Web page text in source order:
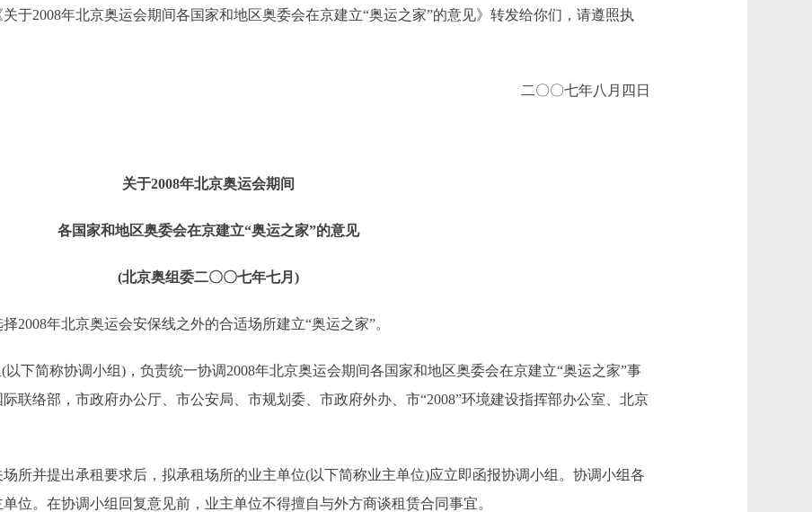
2008年北京奥运会期间各国家和地区奥委会在京建立“奥运之家”的意见》转发给你们，请遵照执
二〇〇七年八月四日
关于2008年北京奥运会期间
各国家和地区奥委会在京建立“奥运之家”的意见
(北京奥组委二〇〇七年七月)
年北京奥运会安保线之外的合适场所建立“奥运之家”。
简称协调小组)，负责统一协调2008年北京奥运会期间各国家和地区奥委会在京建立“奥运之家”事
联络部，市政府办公厅、市公安局、市规划委、市政府外办、市“2008”环境建设指挥部办公室、北京
并提出承租要求后，拟承租场所的业主单位(以下简称业主单位)应立即函报协调小组。协调小组各
位。在协调小组回复意见前，业主单位不得擅自与外方商谈租赁合同事宜。